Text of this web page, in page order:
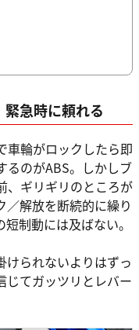
急時に頼れる
車輪がロックしたら即
るのがABS。しかしブ
、ギリギリのところが
解放を断続的に繰り
制動には及ばない。
けられないよりはずっ
じてガッツリとレバー